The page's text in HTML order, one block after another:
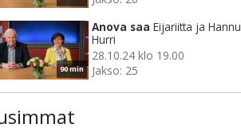
90 min
Anova saa Eijariitta ja Hannu
Hurri
28.10.24 klo 19.00
Jakso: 25